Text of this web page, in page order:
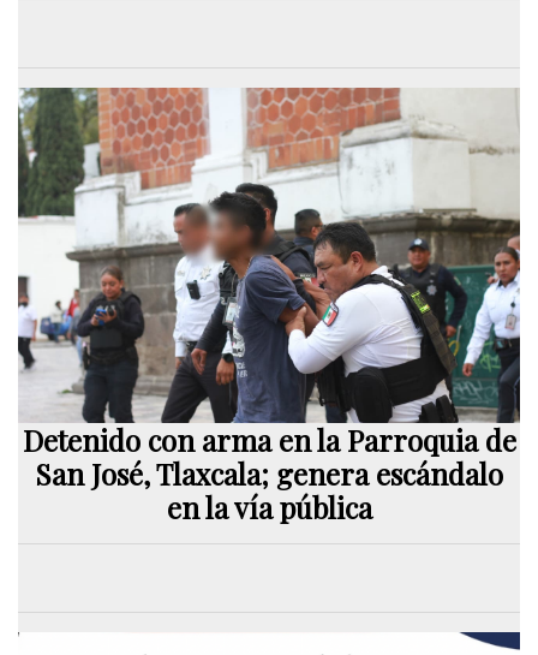
Detenido con arma en la Parroquia de
San José, Tlaxcala; genera escándalo
en la vía pública